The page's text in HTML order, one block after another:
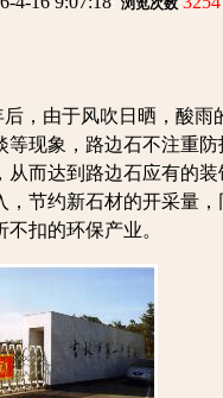
: 浏览次数:
，由于风吹日晒，酸雨
现象，路边石不注重
而达到路边石应有的
节约新石材的开采量
扣的环保产业。